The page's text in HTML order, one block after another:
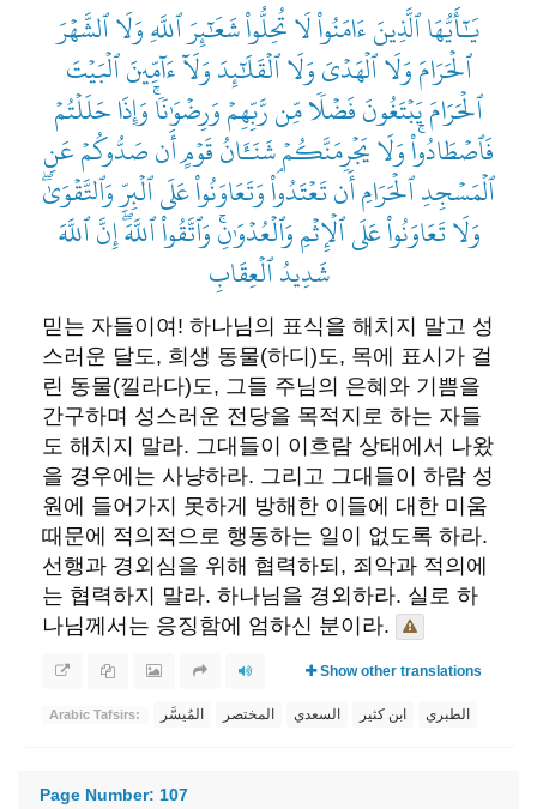
يَٰٓأَيُّهَا ٱلَّذِينَ ءَامَنُواْ لَا تُحِلُّواْ شَعَٰٓئِرَ ٱللَّهِ وَلَا ٱلشَّهۡرَ
ٱلۡحَرَامَ وَلَا ٱلۡهَدۡيَ وَلَا ٱلۡقَلَٰٓئِدَ وَلَآ ءَآمِّينَ ٱلۡبَيۡتَ
ٱلۡحَرَامَ يَبۡتَغُونَ فَضۡلٗا مِّن رَّبِّهِمۡ وَرِضۡوَٰنٗاۚ وَإِذَا حَلَلۡتُمۡ
فَٱصۡطَادُواْۚ وَلَا يَجۡرِمَنَّكُمۡ شَنَـَٔانُ قَوۡمٍ أَن صَدُّوكُمۡ عَنِ
ٱلۡمَسۡجِدِ ٱلۡحَرَامِ أَن تَعۡتَدُواْۘ وَتَعَاوَنُواْ عَلَى ٱلۡبِرِّ وَٱلتَّقۡوَىٰۖ
وَلَا تَعَاوَنُواْ عَلَى ٱلۡإِثۡمِ وَٱلۡعُدۡوَٰنِۚ وَٱتَّقُواْ ٱللَّهَۖ إِنَّ ٱللَّهَ
شَدِيدُ ٱلۡعِقَابِ
​믿는 자들이여! 하나님의 표식을 해치지 말고 성
스러운 달도, 희생 동물(하디)도, 목에 표시가 걸
린 동물(낄라다)도, 그들 주님의 은혜와 기쁨을
간구하며 성스러운 전당을 목적지로 하는 자들
도 해치지 말라. 그대들이 이흐람 상태에서 나왔
을 경우에는 사냥하라. 그리고 그대들이 하람 성
원에 들어가지 못하게 방해한 이들에 대한 미움
때문에 적의적으로 행동하는 일이 없도록 하라.
선행과 경외심을 위해 협력하되, 죄악과 적의에
는 협력하지 말라. 하나님을 경외하라. 실로 하
나님께서는 응징함에 엄하신 분이라.
Show other translations
Arabic Tafsirs: المُيسَّر المختصر السعدي ابن كثير الطبري
Page Number: 107